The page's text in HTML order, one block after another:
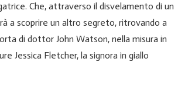
Che, attraverso il disvelamento di un
a scoprire un altro segreto, ritrovando a
di dottor John Watson, nella misura in
Jessica Fletcher, la signora in giallo